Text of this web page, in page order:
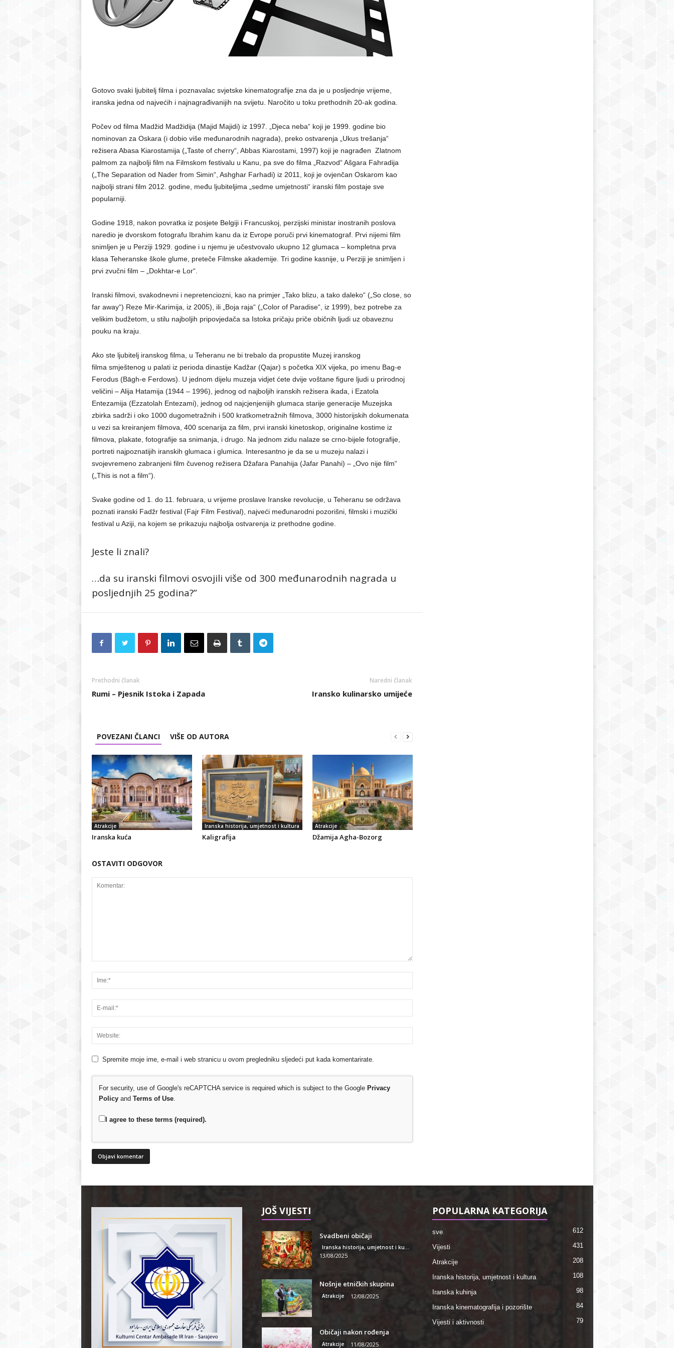
r
j
e
v
o
Gotovo svaki ljubitelj filma i poznavalac svjetske kinematografije zna da je u posljednje vrijeme,
iranska jedna od najvećih i najnagrađivanijih na svijetu. Naročito u toku prethodnih 20-ak godina.
Počev od filma Madžid Madžidija (Majid Majidi) iz 1997. „Djeca neba“ koji je 1999. godine bio
nominovan za Oskara (i dobio više međunarodnih nagrada), preko ostvarenja „Ukus trešanja“
režisera Abasa Kiarostamija („Taste of cherry“, Abbas Kiarostami, 1997) koji je nagrađen Zlatnom
palmom za najbolji film na Filmskom festivalu u Kanu, pa sve do filma „Razvod“ Ašgara Fahradija
(„The Separation od Nader from Simin“, Ashghar Farhadi) iz 2011, koji je ovjenčan Oskarom kao
najbolji strani film 2012. godine, među ljubiteljima „sedme umjetnosti“ iranski film postaje sve
popularniji.
Godine 1918, nakon povratka iz posjete Belgiji i Francuskoj, perzijski ministar inostranih poslova
naredio je dvorskom fotografu Ibrahim kanu da iz Evrope poruči prvi kinematograf. Prvi nijemi film
snimljen je u Perziji 1929. godine i u njemu je učestvovalo ukupno 12 glumaca – kompletna prva
klasa Teheranske škole glume, preteče Filmske akademije. Tri godine kasnije, u Perziji je snimljen i
prvi zvučni film – „Dokhtar-e Lor“.
Iranski filmovi, svakodnevni i nepretenciozni, kao na primjer „Tako blizu, a tako daleko“ („So close, so
far away“) Reze Mir-Karimija, iz 2005), ili „Boja raja“ („Color of Paradise“, iz 1999), bez potrebe za
velikim budžetom, u stilu najboljih pripovjedača sa Istoka pričaju priče običnih ljudi uz obaveznu
pouku na kraju.
Ako ste ljubitelj iranskog filma, u Teheranu ne bi trebalo da propustite Muzej iranskog
filma smještenog u palati iz perioda dinastije Kadžar (Qajar) s početka XIX vijeka, po imenu Bag-e
Ferodus (Bāgh-e Ferdows). U jednom dijelu muzeja vidjet ćete dvije voštane figure ljudi u prirodnoj
veličini – Alija Hatamija (1944 – 1996), jednog od najboljih iranskih režisera ikada, i Ezatola
Entezamija (Ezzatolah Entezami), jednog od najcjenjenijih glumaca starije generacije Muzejska
zbirka sadrži i oko 1000 dugometražnih i 500 kratkometražnih filmova, 3000 historijskih dokumenata
u vezi sa kreiranjem filmova, 400 scenarija za film, prvi iranski kinetoskop, originalne kostime iz
filmova, plakate, fotografije sa snimanja, i drugo. Na jednom zidu nalaze se crno-bijele fotografije,
portreti najpoznatijih iranskih glumaca i glumica. Interesantno je da se u muzeju nalazi i
svojevremeno zabranjeni film čuvenog režisera Džafara Panahija (Jafar Panahi) – „Ovo nije film“
(„This is not a film“).
Svake godine od 1. do 11. februara, u vrijeme proslave Iranske revolucije, u Teheranu se održava
poznati iranski Fadžr festival (Fajr Film Festival), najveći međunarodni pozorišni, filmski i muzički
festival u Aziji, na kojem se prikazuju najbolja ostvarenja iz prethodne godine.
Jeste li znali?
…da su iranski filmovi osvojili više od 300 međunarodnih nagrada u
posljednjih 25 godina?”
Prethodni članak
Rumi – Pjesnik Istoka i Zapada
Naredni članak
Iransko kulinarsko umijeće
POVEZANI ČLANCI VIŠE OD AUTORA
Atrakcije
Iranska kuća
Iranska historija, umjetnost i kultura
Kaligrafija
Atrakcije
Džamija Agha-Bozorg
OSTAVITI ODGOVOR
Spremite moje ime, e-mail i web stranicu u ovom pregledniku sljedeći put kada komentarirate.
For security, use of Google's reCAPTCHA service is required which is subject to the Google Privacy
Policyand Terms of Use.
I agree to these terms (required).
JOŠ VIJESTI
Svadbeni običaji
Iranska historija, umjetnost i kultura
13/08/2025
Nošnje etničkih skupina
Atrakcije 12/08/2025
Običaji nakon rođenja
Atrakcije 11/08/2025
POPULARNA KATEGORIJA
sve 612
Vijesti 431
Atrakcije 208
Iranska historija, umjetnost i kultura 108
Iranska kuhinja 98
Iranska kinematografija i pozorište 84
Vijesti i aktivnosti 79